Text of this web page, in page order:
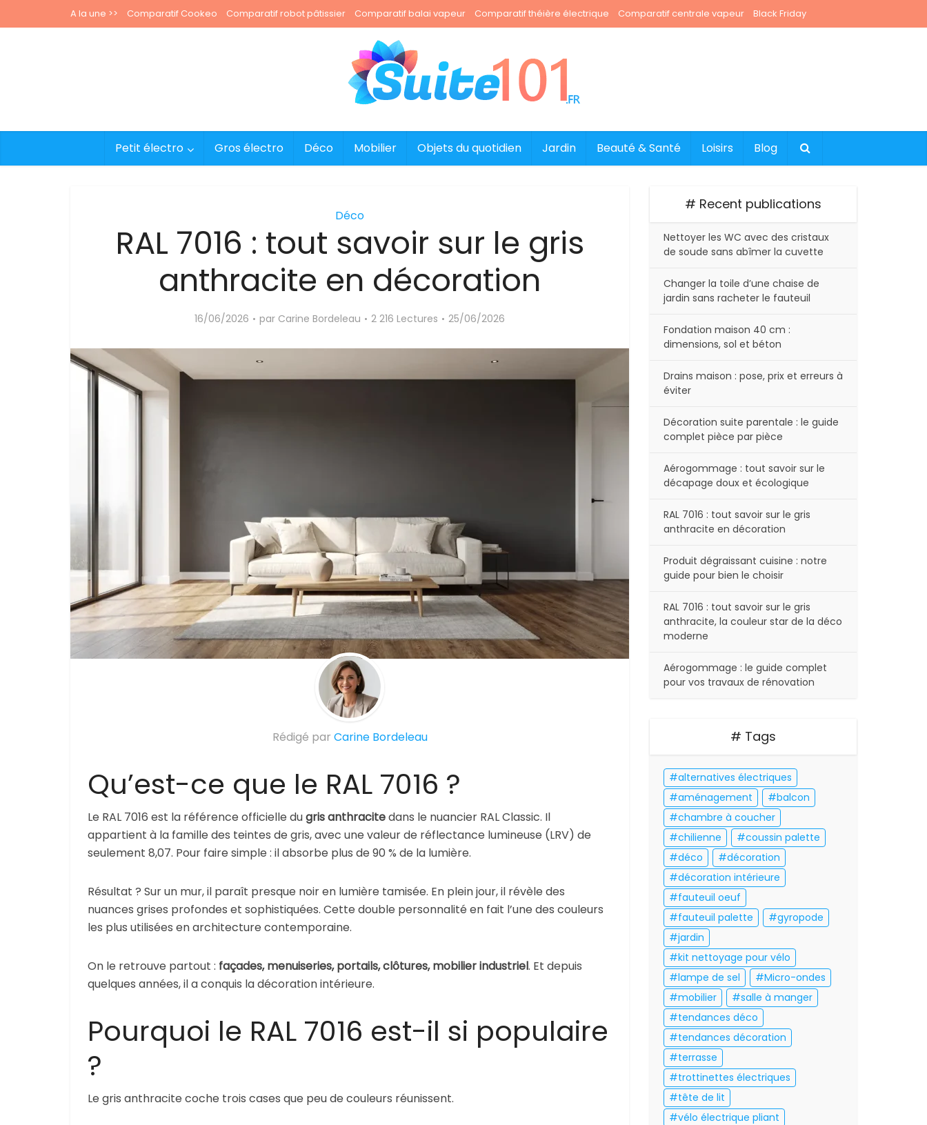
A la une >> Comparatif Cookeo Comparatif robot pâtissier Comparatif balai vapeur Comparatif théière électrique Comparatif centrale vapeur Black Friday
Petit électro Gros électro Déco Mobilier Objets du quotidien Jardin Beauté & Santé Loisirs Blog
Déco
RAL 7016 : tout savoir sur le gris
anthracite en décoration
16/06/2026 par Carine Bordeleau 2 216 Lectures 25/06/2026
© Suite101
Rédigé par Carine Bordeleau
Qu’est-ce que le RAL 7016 ?
Le RAL 7016 est la référence officielle dugris anthracitedans le nuancier RAL Classic. Il
appartient à la famille des teintes de gris, avec une valeur de réflectance lumineuse (LRV) de
seulement 8,07. Pour faire simple : il absorbe plus de 90 % de la lumière.
Résultat ? Sur un mur, il paraît presque noir en lumière tamisée. En plein jour, il révèle des
nuances grises profondes et sophistiquées. Cette double personnalité en fait l’une des couleurs
les plus utilisées en architecture contemporaine.
On le retrouve partout : façades, menuiseries, portails, clôtures, mobilier industriel. Et depuis
quelques années, il a conquis la décoration intérieure.
Pourquoi le RAL 7016 est-il si populaire
?
Le gris anthracite coche trois cases que peu de couleurs réunissent.
# Recent publications
Nettoyer les WC avec des cristaux
de soude sans abîmer la cuvette
Changer la toile d’une chaise de
jardin sans racheter le fauteuil
Fondation maison 40 cm :
dimensions, sol et béton
Drains maison : pose, prix et erreurs à
éviter
Décoration suite parentale : le guide
complet pièce par pièce
Aérogommage : tout savoir sur le
décapage doux et écologique
RAL 7016 : tout savoir sur le gris
anthracite en décoration
Produit dégraissant cuisine : notre
guide pour bien le choisir
RAL 7016 : tout savoir sur le gris
anthracite, la couleur star de la déco
moderne
Aérogommage : le guide complet
pour vos travaux de rénovation
# Tags
alternatives électriques
aménagement
balcon
chambre à coucher
chilienne
coussin palette
déco
décoration
décoration intérieure
fauteuil oeuf
fauteuil palette
gyropode
jardin
kit nettoyage pour vélo
lampe de sel
Micro-ondes
mobilier
salle à manger
tendances déco
tendances décoration
terrasse
trottinettes électriques
tête de lit
vélo électrique pliant